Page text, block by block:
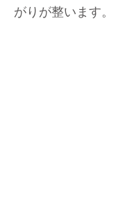
がりが整います。